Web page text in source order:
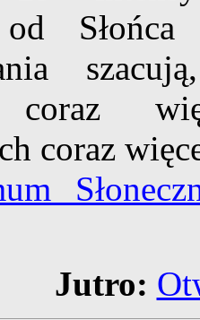
od
coraz
coraz
Jutro: